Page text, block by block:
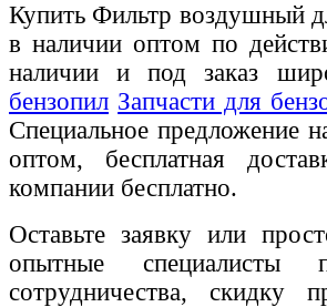
Купить Фильтр воздушный
в наличии оптом по
наличии и под заказ
бензопил Запчасти для
Специальное предложение
оптом, бесплатная
компании бесплатно.
Оставьте заявку или
опытные специалисты
сотрудничества,